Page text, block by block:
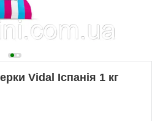
Vidal Іспанія 1 кг